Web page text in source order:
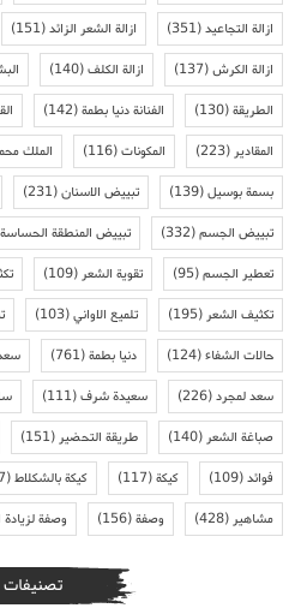
ازالة التجاعيد(351) ازالة الشعر الزائد(151)
ازالة الكرش(137) ازالة الكلف(140)
الطريقة(130) الفنانة دنيا بطمة(142)
المقادير(223) المكونات(116) الملك
بسمة بوسيل(139) تبييض الاسنان(231)
تبييض الجسم(332) تبييض المنطقة الحساسة
تعطير الجسم(95) تقوية الشعر(109)
تكثيف الشعر(195) تلميع الاواني(103)
حالات الشفاء(124) دنيا بطمة(761)
سعد لمجرد(226) سعيدة شرف(111)
صباغة الشعر(140) طريقة التحضير(151)
فوائد(109) كيكة(117) كيكة بالشكلاط(97)
مشاهير(428) وصفة(156) وصفة لزيادة
تصنيفات